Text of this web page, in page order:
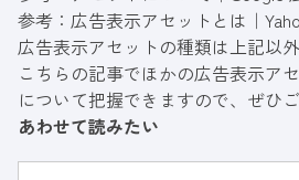
参考： 広告表示アセットとは｜
広告表示アセットの種類は上記以
こちらの記事でほかの広告表示ア
について把握できますので、ぜひ
あわせて読みたい